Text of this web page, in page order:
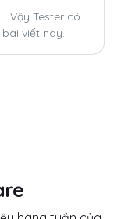
Vậy Tester có
viết này.